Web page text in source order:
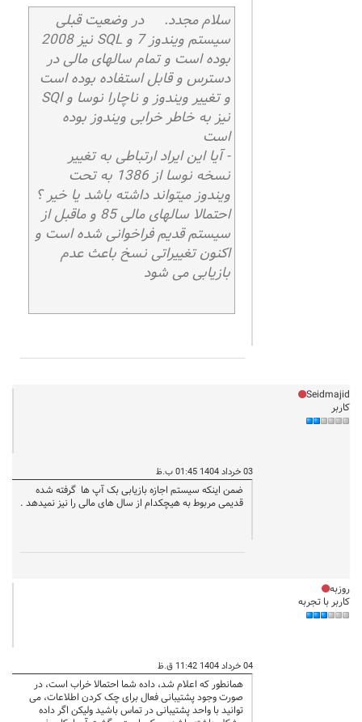
سلام مجدد. در وضعیت قبلی
بوده است و تمام سالهای مالی در
دسترس و قابل استفاده بوده است
نیز به خاطر خرابی ویندوز بوده
است
- آیا این ایراد ارتباطی به تغییر
نسخه نوسا از 1386 به تحت
ویندوز میتواند داشته باشد یا خیر ؟
احتمالا سالهای مالی 85 و ماقبل از
سیستم قدیم فراخوانی شده است و
اکنون تغییراتی نسخ باعث عدم
بازیابی می شود
Seidmajid
کاربر
03 خرداد 1404 01:45 ب.ظ
ضمن اینکه سیستم اجازه بازیابی بک آپ ها گرفته شده
قدیمی مربوط به هیچکدام از سال های مالی را نیز نمیدهد .
روزبه
کاربر با تجربه
04 خرداد 1404 11:42 ق.ظ
همانطور که اعلام شد، داده شما احتمالا خراب است، در
صورت وجود پشتیبانی فعال برای چک کردن اطلاعات، می
توانید با واحد پشتیبانی در تماس باشید ولیکن اگر داده